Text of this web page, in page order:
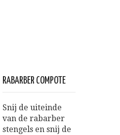
RABARBER COMPOTE
Snij de uiteinde
van de rabarber
stengels en snij de